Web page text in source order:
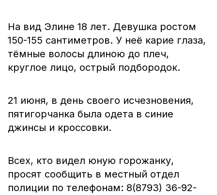
На вид Элине 18 лет. Девушка ростом
150-155 сантиметров. У неё карие глаза,
тёмные волосы длиною до плеч,
круглое лицо, острый подбородок.
21 июня, в день своего исчезновения,
пятигорчанка была одета в синие
джинсы и кроссовки.
Всех, кто видел юную горожанку,
просят сообщить в местный отдел
полиции по телефонам: 8(8793) 36-92-